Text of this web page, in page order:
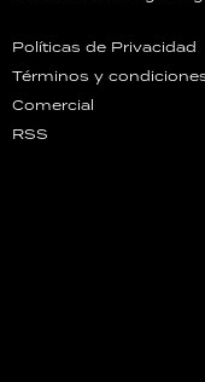
Políticas de Privacidad
Términos y
Comercial
RSS